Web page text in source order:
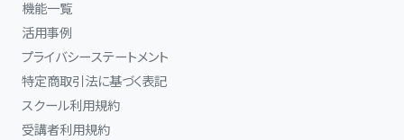
離》や、《限界突破》体と脳を覚醒させる３つの理論などの講座を展
開。著書に『日本のピアノ常識は世界の非常識？』がある。
ピアニストとして演奏活動を行うほか、ピアノ演奏、身体の使い方、
機能一覧
活用事例
プライバシーステートメント
特定商取引法に基づく表記
スクール利用規約
受講者利用規約